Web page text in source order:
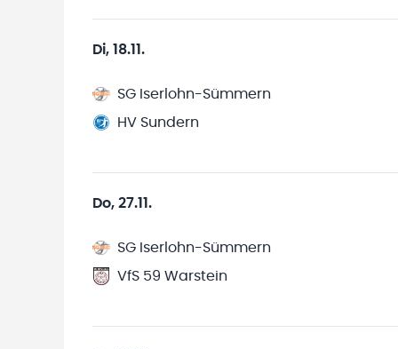
Di, 18.11.
SG Iserlohn-Sümmern
HV Sundern
Do, 27.11.
SG Iserlohn-Sümmern
VfS 59 Warstein